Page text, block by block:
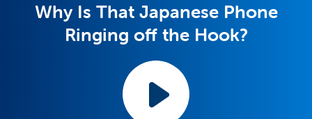
Why Is That Japanese Phone
Ringing off the Hook?